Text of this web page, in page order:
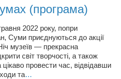
(програма)
2022 року, попри
Суми приєднуються до акції
музеїв — прекрасна
світ творчості, а також
цікаво провести час, відвідавши
та…